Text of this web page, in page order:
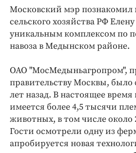
Образование
Общество
Погода
Праздники
Происшествия
Спорт
Экономика и бизнес
ПРОЕКТЫ
Блоги
Издания
Московский мэр
сельского хозяйства РФ
уникальным комплексом по
навоза в Медынском районе.
ОАО "МосМедыньагропром",
правительству Москвы, было
лет назад. В настоящее время
имеется более 4,5 тысячи
животных, в том числе около
Гости осмотрели одну из
апробируется новая